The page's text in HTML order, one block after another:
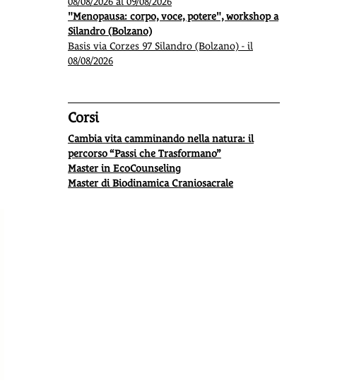
"Menopausa: corpo, voce, potere", workshop a
Silandro (Bolzano)
Basis via Corzes 97 Silandro (Bolzano) - il
08/08/2026
Corsi
Cambia vita camminando nella natura: il
percorso “Passi che Trasformano”
Master in EcoCounseling
Master di Biodinamica Craniosacrale